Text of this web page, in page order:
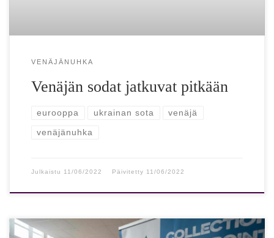
VENÄJÄNUHKA
Venäjän sodat jatkuvat pitkään
eurooppa ukrainan sota venäjä
venäjänuhka
Julkaistu 11/06/2022 Päivitetty 11/06/2022